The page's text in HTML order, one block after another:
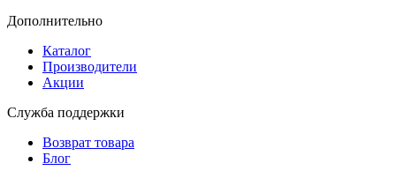
Дополнительно
Каталог
Производители
Акции
Служба поддержки
Возврат товара
Блог